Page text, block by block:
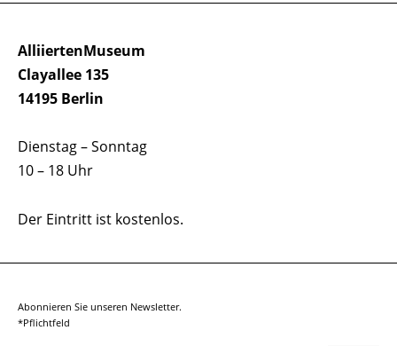
AlliiertenMuseum
Clayallee 135
14195 Berlin
Dienstag – Sonntag
10 – 18 Uhr
Der Eintritt ist kostenlos.
Abonnieren Sie unseren Newsletter.
*Pflichtfeld